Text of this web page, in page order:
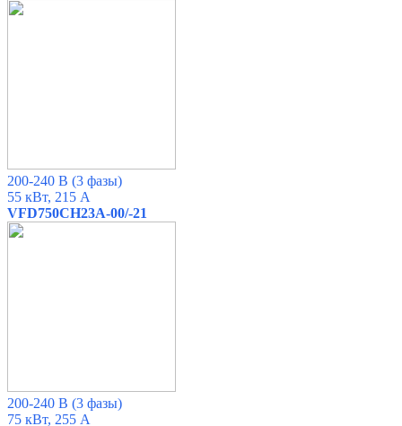
200-240 В (3 фазы)
55 кВт, 215 А
VFD750CH23A-00/-21
200-240 В (3 фазы)
75 кВт, 255 А